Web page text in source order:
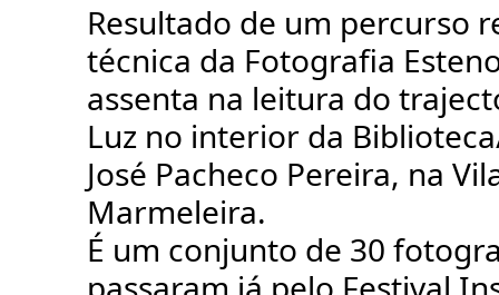
Resultado de um percurso
técnica da Fotografia
assenta na leitura do
Luz no interior da
José Pacheco Pereira, na
Marmeleira.
É um conjunto de 30